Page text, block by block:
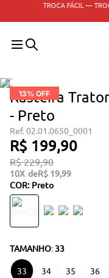
TROCA FÁCIL — TROQUE
MAIS
13% OFF
Rasteira
- Preto
02.01.0650_0001
R$ 199,90
R$ 229,90
10 R$ 19,99
COR: Preto
TAMANHO: 33
33 34 35 36